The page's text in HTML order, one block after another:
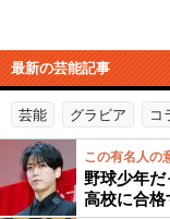
最新の芸能記事
芸能 グラビア コ
この有名人の
野球少年
高校に合